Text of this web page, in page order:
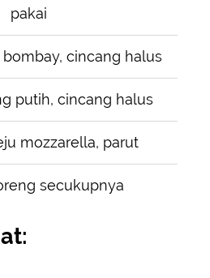
pakai
cincang halus
putih, cincang halus
mozzarella, parut
secukupnya